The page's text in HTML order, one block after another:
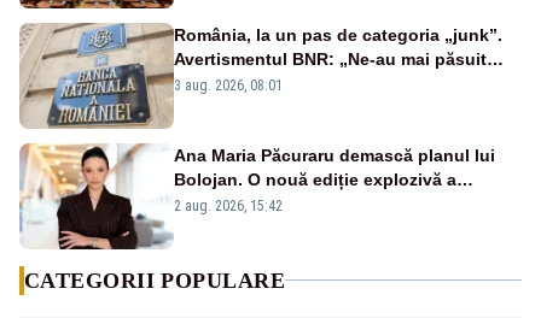
România, la un pas de categoria „junk”.
Avertismentul BNR: „Ne-au mai păsuit
pentru câteva luni”
3 aug. 2026, 08:01
Ana Maria Păcuraru demască planul lui
Bolojan. O nouă ediție explozivă a
emisiunii „Miza Zilei” la Realitatea PLUS
2 aug. 2026, 15:42
CATEGORII POPULARE